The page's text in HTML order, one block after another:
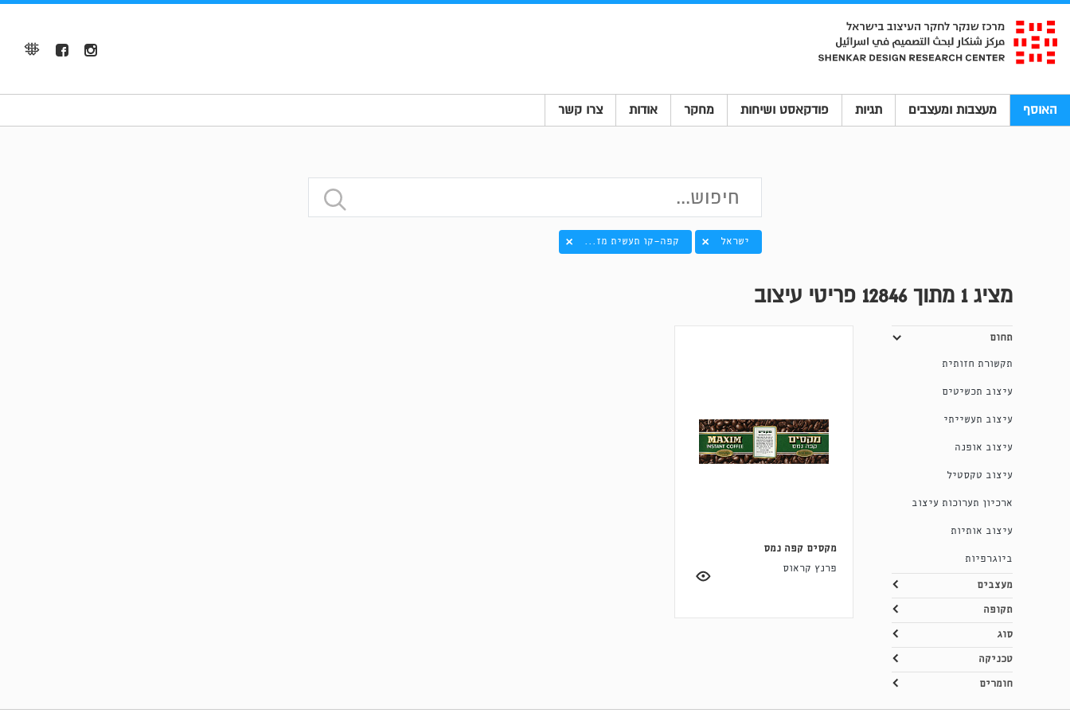
האוסף מעצבות ומעצבים תגיות פודקאסט ושיחות מחקר אודות צרו קשר
ישראל קפה-קו תעשית מז...
מציג1 מתוך 12846 פריטי עיצוב
תחום
תקשורת חזותית
עיצוב תכשיטים
עיצוב תעשייתי
עיצוב אופנה
עיצוב טקסטיל
ארכיון תערוכות עיצוב
עיצוב אותיות
ביוגרפיות
מעצבים
תקופה
סוג
טכניקה
חומרים
מקסים קפה נמס
פרנץ קראוס